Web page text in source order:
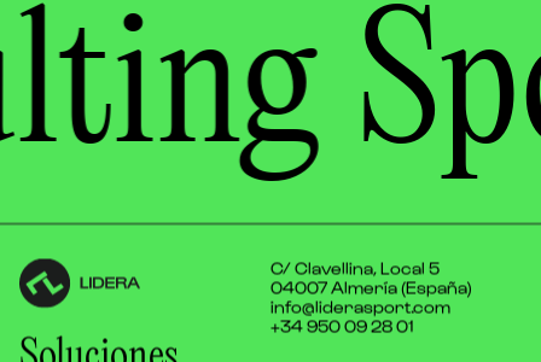
C/ Clavellina, Local 5
04007 Almería (España)
info@liderasport.com
+34 950 09 28 01